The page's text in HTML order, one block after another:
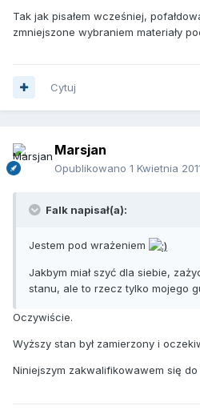
Tak jak pisałem wcześniej,
zmniejszone wybraniem materiały
Cytuj
Marsjan
Opublikowano 1 Kwietnia
Falk napisał(a):
Jestem pod wrażeniem
Jakbym miał szyć dla siebie,
stanu, ale to rzecz tylko mojego
Oczywiście.
Wyższy stan był zamierzony i
Niniejszym zakwalifikowawem się